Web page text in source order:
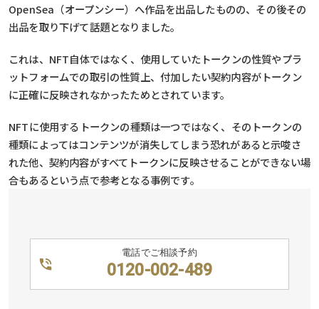
OpenSea（オープンシー）へ作品を出品したものの、その後その
出品を取り下げて話題となりました。
これは、NFT自体ではなく、使用していたトークンの性質やプラ
ットフォームでの取引の性質上、付加したい契約内容がトークン
に正確に反映されなかったためとされています。
NFTに使用するトークンの種類は一つではなく、そのトークンの
種類によってはコンテンツが消失してしまう恐れがあると示唆さ
れた他、契約内容がすべてトークンに反映させることができない場
合もあるという点で参考となる事例です。
電話でご相談予約
0120-002-489